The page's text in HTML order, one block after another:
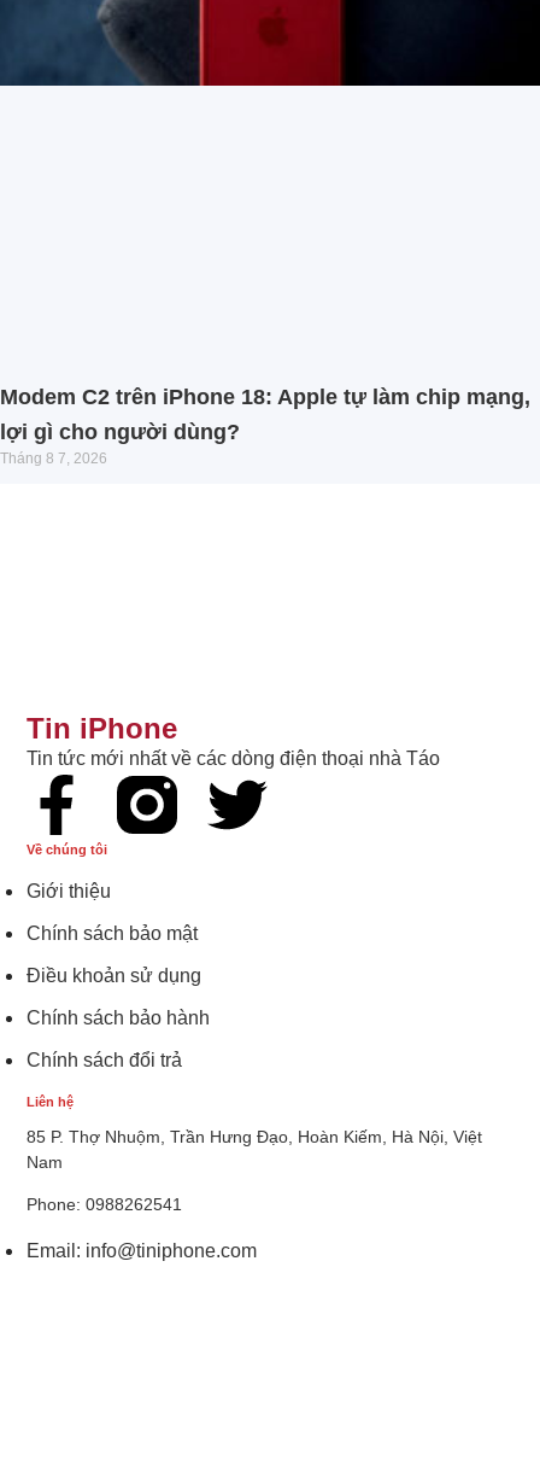
Modem C2 trên iPhone 18: Apple tự làm chip mạng,
lợi gì cho người dùng?
Tháng 8 7, 2026
Tin iPhone
Tin tức mới nhất về các dòng điện thoại nhà Táo
Liên hệ
85 P. Thợ Nhuộm, Trần Hưng Đạo, Hoàn Kiếm, Hà Nội, Việt
Nam
Phone: 0988262541
Email: info@tiniphone.com
Về chúng tôi
Giới thiệu
Chính sách bảo mật
Điều khoản sử dụng
Chính sách bảo hành
Chính sách đổi trả